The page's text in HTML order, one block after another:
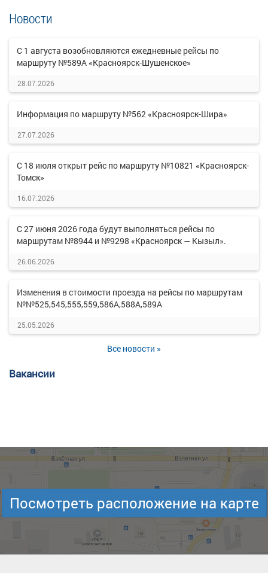
Новости
С 1 августа возобновляются ежедневные рейсы по
маршруту №589А «Красноярск-Шушенское»
28.07.2026
Информация по маршруту №562 «Красноярск-Шира»
27.07.2026
С 18 июля открыт рейс по маршруту №10821 «Красноярск-
Томск»
16.07.2026
С 27 июня 2026 года будут выполняться рейсы по
маршрутам №8944 и №9298 «Красноярск — Кызыл».
26.06.2026
Изменения в стоимости проезда на рейсы по маршрутам
№№525,545,555,559,586А,588А,589А
25.05.2026
Все новости »
Вакансии
Посмотреть расположение на карте